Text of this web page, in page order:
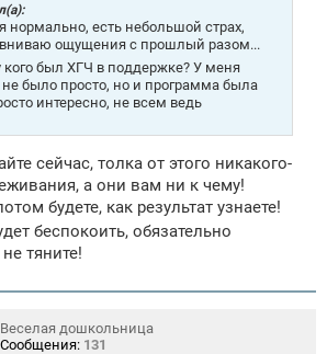
нормально, есть небольшой страх,
ощущения с прошлый разом...
кого был ХГЧ в поддержке? У меня
было просто, но и программа была
интересно, не всем ведь
сейчас, толка от этого никакого-
а они вам ни к чему!
будете, как результат узнаете!
беспокоить, обязательно
тяните!
Веселая дошкольница
Сообщения: 131